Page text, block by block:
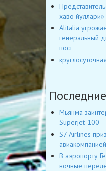
хаво йуллари»
Alitalia
генеральный
пост
Мьянма
Superjet-100
S7 Airlines
авиакомпанией
В аэропорту
ночные